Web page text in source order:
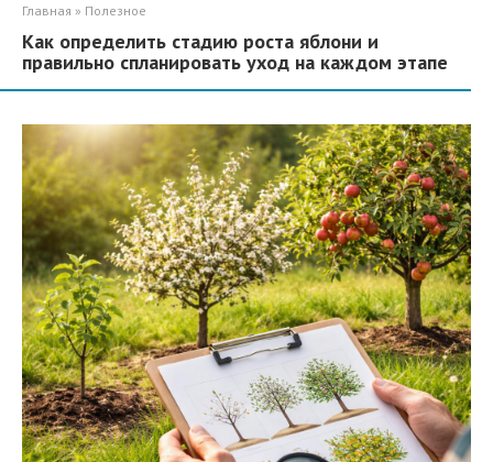
Главная » Полезное
Как определить стадию роста яблони и
правильно спланировать уход на каждом этапе